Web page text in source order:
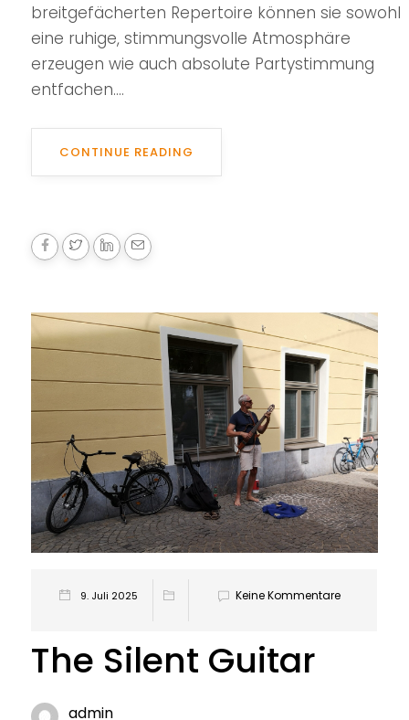
breitgefächerten Repertoire können sie sowohl
eine ruhige, stimmungsvolle Atmosphäre
erzeugen wie auch absolute Partystimmung
entfachen....
CONTINUE READING
9. Juli 2025 Keine Kommentare
The Silent Guitar
admin